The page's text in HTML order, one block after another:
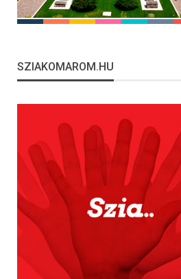
SZIAKOMAROM.HU